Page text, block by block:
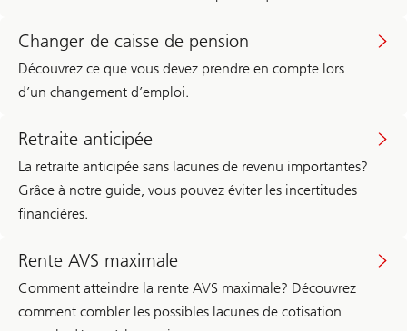
Changer de caisse de pension
Découvrez ce que vous devez prendre en compte lors
d’un changement d’emploi.
Retraite anticipée
La retraite anticipée sans lacunes de revenu importantes?
Grâce à notre guide, vous pouvez éviter les incertitudes
financières.
Rente AVS maximale
Comment atteindre la rente AVS maximale? Découvrez
comment combler les possibles lacunes de cotisation